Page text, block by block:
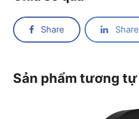
Share Share
Sản phẩm tương tự